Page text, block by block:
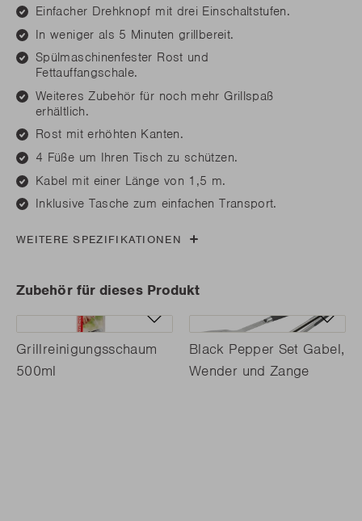
Einfacher Drehknopf mit drei Einschaltstufen.
In weniger als 5 Minuten grillbereit.
Spülmaschinenfester Rost und
Fettauffangschale.
Weiteres Zubehör für noch mehr Grillspaß
erhältlich.
Rost mit erhöhten Kanten.
4 Füße um Ihren Tisch zu schützen.
Kabel mit einer Länge von 1,5 m.
Inklusive Tasche zum einfachen Transport.
WEITERE SPEZIFIKATIONEN
Zubehör für dieses Produkt
Grillreinigungsschaum
500ml
Black Pepper Set Gabel,
Wender und Zange